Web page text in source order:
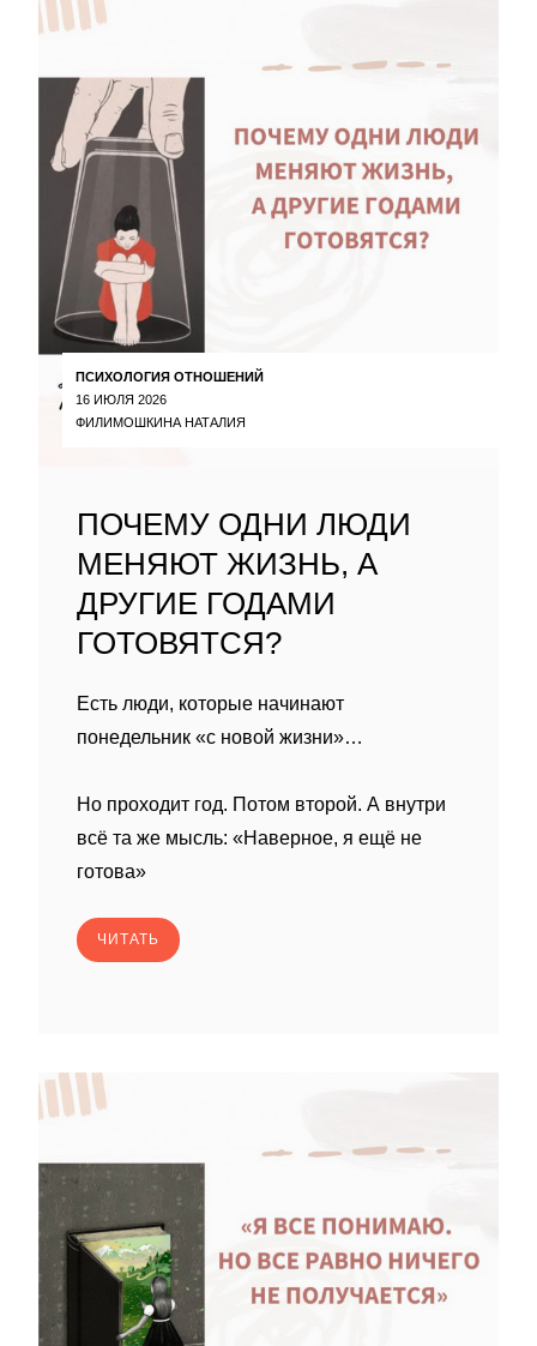
ПСИХОЛОГИЯ ОТНОШЕНИЙ
16 ИЮЛЯ 2026
ФИЛИМОШКИНА НАТАЛИЯ
ПОЧЕМУ ОДНИ ЛЮДИ
МЕНЯЮТ ЖИЗНЬ, А
ДРУГИЕ ГОДАМИ
ГОТОВЯТСЯ?
Есть люди, которые начинают
понедельник «с новой жизни»…
Но проходит год. Потом второй. А внутри
всё та же мысль: «Наверное, я ещё не
готова»
ЧИТАТЬ